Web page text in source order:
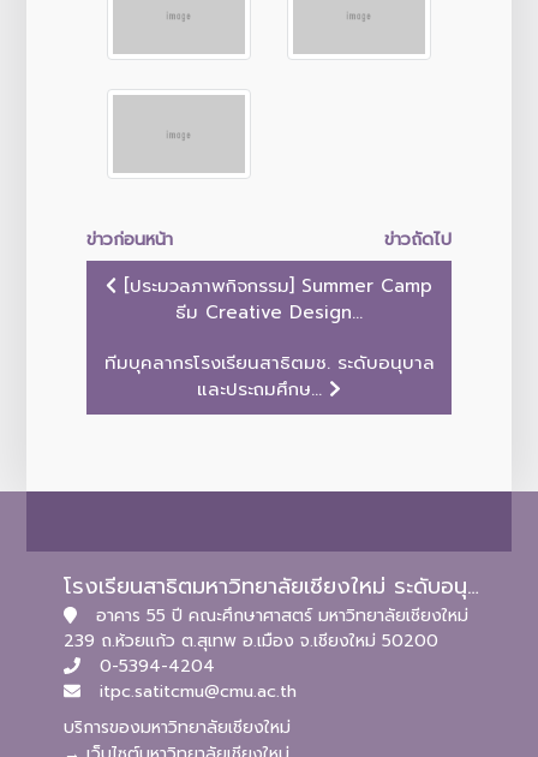
ข่าวก่อนหน้า
ข่าวถัดไป
[ประมวลภาพกิจกรรม] Summer Camp
ธีม Creative Design...
ทีมบุคลากรโรงเรียนสาธิตมช. ระดับอนุบาล
และประถมศึกษ...
โรงเรียนสาธิตมหาวิทยาลัยเชียงใหม่ ระดับอนุบาลและประถมศึกษา
อาคาร 55 ปี คณะศึกษาศาสตร์ มหาวิทยาลัยเชียงใหม่
239 ถ.ห้วยแก้ว ต.สุเทพ อ.เมือง จ.เชียงใหม่ 50200
0-5394-4204
itpc.satitcmu@cmu.ac.th
บริการของมหาวิทยาลัยเชียงใหม่